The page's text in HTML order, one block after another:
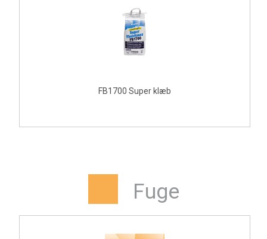
FB1700 Super klæb
Fuge